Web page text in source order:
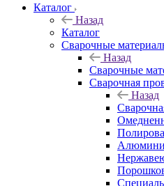
Каталог
Назад
Каталог
Сварочные
Назад
Сварочные
Сварочная
Назад